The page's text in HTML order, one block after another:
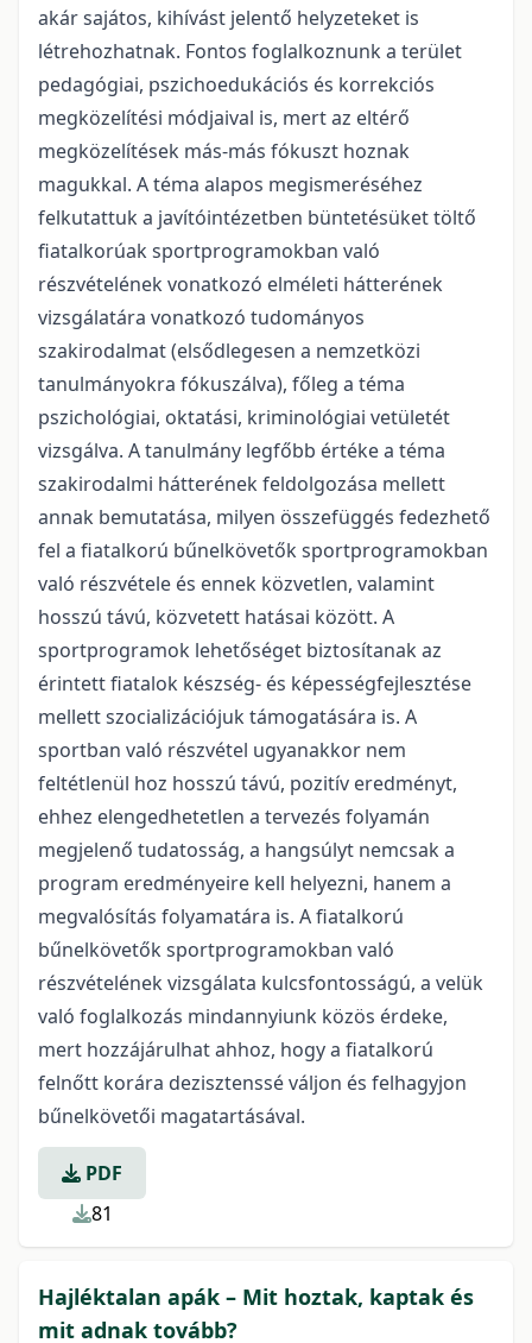
akár sajátos, kihívást jelentő helyzeteket is
létrehozhatnak. Fontos foglalkoznunk a terület
pedagógiai, pszichoedukációs és korrekciós
megközelítési módjaival is, mert az eltérő
megközelítések más-más fókuszt hoznak
magukkal. A téma alapos megismeréséhez
felkutattuk a javítóintézetben büntetésüket töltő
fiatalkorúak sportprogramokban való
részvételének vonatkozó elméleti hátterének
vizsgálatára vonatkozó tudományos
szakirodalmat (elsődlegesen a nemzetközi
tanulmányokra fókuszálva), főleg a téma
pszichológiai, oktatási, kriminológiai vetületét
vizsgálva. A tanulmány legfőbb értéke a téma
szakirodalmi hátterének feldolgozása mellett
annak bemutatása, milyen összefüggés fedezhető
fel a fiatalkorú bűnelkövetők sportprogramokban
való részvétele és ennek közvetlen, valamint
hosszú távú, közvetett hatásai között. A
sportprogramok lehetőséget biztosítanak az
érintett fiatalok készség- és képességfejlesztése
mellett szocializációjuk támogatására is. A
sportban való részvétel ugyanakkor nem
feltétlenül hoz hosszú távú, pozitív eredményt,
ehhez elengedhetetlen a tervezés folyamán
megjelenő tudatosság, a hangsúlyt nemcsak a
program eredményeire kell helyezni, hanem a
megvalósítás folyamatára is. A fiatalkorú
bűnelkövetők sportprogramokban való
részvételének vizsgálata kulcsfontosságú, a velük
való foglalkozás mindannyiunk közös érdeke,
mert hozzájárulhat ahhoz, hogy a fiatalkorú
felnőtt korára dezisztenssé váljon és felhagyjon
bűnelkövetői magatartásával.
PDF
81
Hajléktalan apák – Mit hoztak, kaptak és
mit adnak tovább?